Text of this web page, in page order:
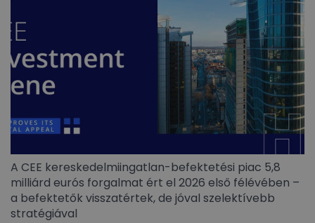
A CEE kereskedelmiingatlan-befektetési piac 5,8
milliárd eurós forgalmat ért el 2026 első félévében –
a befektetők visszatértek, de jóval szelektívebb
stratégiával